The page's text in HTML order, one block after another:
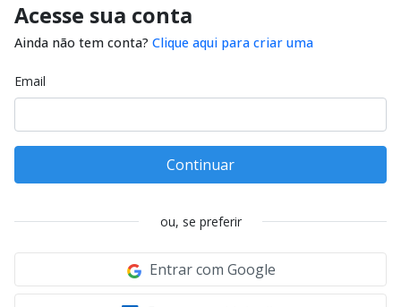
Acesse sua conta
Ainda não tem conta? Clique aqui para criar uma
Email
Continuar
ou, se preferir
Entrar com Google